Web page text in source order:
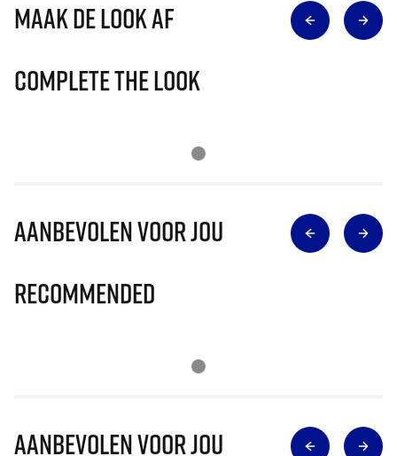
Maak de look af
Complete The Look
Aanbevolen voor jou
Recommended
Aanbevolen voor jou